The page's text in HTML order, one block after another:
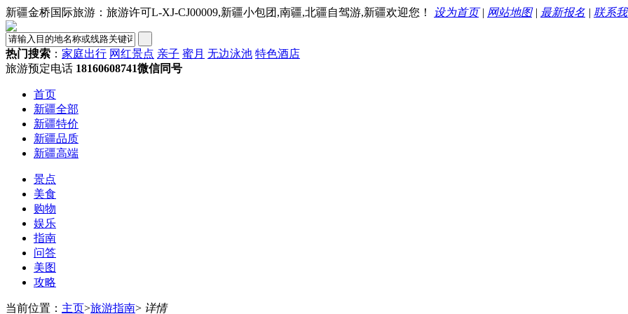
新疆金桥国际旅游：旅游许可L-XJ-CJ00009,新疆小包团,南疆,北疆自驾游,新疆欢迎您！ 设为首页| 网站地图| 最新报名 | 联系
热门搜索 ： 家庭出行 网红景点 亲子 蜜月 无边泳池 特色酒店
旅游预定电话 18160608741微信同号
首页
新疆全部
新疆特价
新疆品质
新疆高端
景点
美食
购物
娱乐
指南
问答
美图
攻略
当前位置： 主页>旅游指南> 详情